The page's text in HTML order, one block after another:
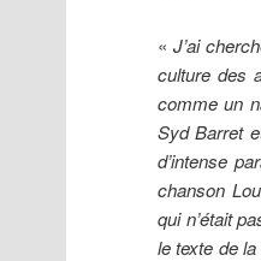
«J’ai
culture des
comme un
Syd Barret
d’intense
chanson
qui n’était
le texte de